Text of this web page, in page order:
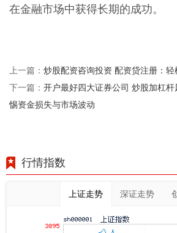
在金融市场中获得长期的成功。
上一篇： 炒股配资咨询投资 配资贷注册：轻
下一篇： 开户最好四大证券公司 炒股加杠
惕资金损失与市场波动
行情指数
上证走势 深证走势